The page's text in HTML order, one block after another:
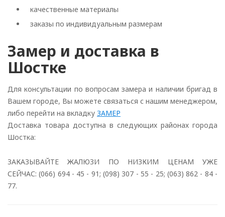
качественные материалы
заказы по индивидуальным размерам
Замер и доставка в
Шостке
Для консультации по вопросам замера и наличии бригад в
Вашем городе, Вы можете связаться с нашим менеджером,
либо перейти на вкладку ЗАМЕР
Доставка товара доступна в следующих районах города
Шостка:
ЗАКАЗЫВАЙТЕ ЖАЛЮЗИ ПО НИЗКИМ ЦЕНАМ УЖЕ
СЕЙЧАС: (066) 694 - 45 - 91; (098) 307 - 55 - 25; (063) 862 - 84 -
77.